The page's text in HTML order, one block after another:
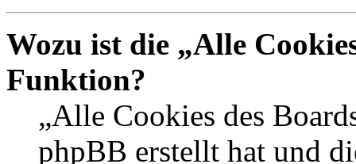
Wozu ist die „Alle
Funktion?
„Alle Cookies des
phpBB erstellt hat und